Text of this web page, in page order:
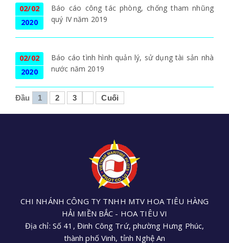
02/02
2020
Báo cáo công tác phòng, chống tham nhũng
quý IV năm 2019
02/02
2020
Báo cáo tình hình quản lý, sử dụng tài sản nhà
nước năm 2019
Đầu 1 2 3 Cuối
CHI NHÁNH CÔNG TY TNHH MTV HOA TIÊU HÀNG
HẢI MIỀN BẮC - HOA TIÊU VI
Địa chỉ: Số 41, Đinh Công Trứ, phường Hưng Phúc,
thành phố Vinh, tỉnh Nghệ An